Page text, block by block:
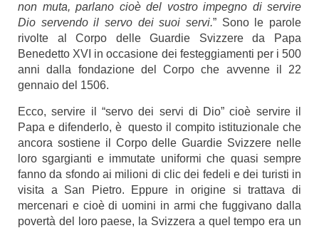
non muta, parlano cioè del vostro impegno di servire
Dio servendo il servo dei suoi servi.” Sono le parole
rivolte al Corpo delle Guardie Svizzere da Papa
Benedetto XVI in occasione dei festeggiamenti per i 500
anni dalla fondazione del Corpo che avvenne il 22
gennaio del 1506.
Ecco, servire il “servo dei servi di Dio” cioè servire il
Papa e difenderlo, è questo il compito istituzionale che
ancora sostiene il Corpo delle Guardie Svizzere nelle
loro sgargianti e immutate uniformi che quasi sempre
fanno da sfondo ai milioni di clic dei fedeli e dei turisti in
visita a San Pietro. Eppure in origine si trattava di
mercenari e cioè di uomini in armi che fuggivano dalla
povertà del loro paese, la Svizzera a quel tempo era un